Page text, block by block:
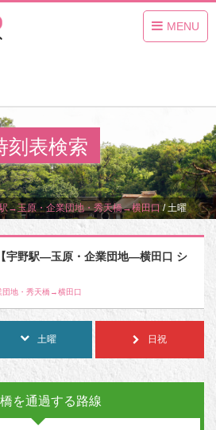
MENU
刻表検索
→玉原・企業団地・秀天橋→横田口/土曜
宇野駅―玉原・企業団地―横田口 シ
団地・秀天橋→横田口
土曜 日祝
を通過する路線